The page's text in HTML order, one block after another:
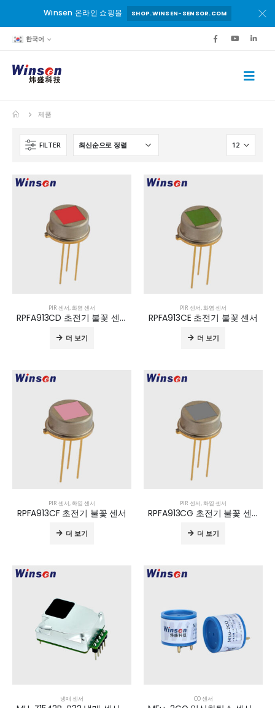
Winsen 온라인 쇼핑몰 SHOP.WINSEN-SENSOR.COM
한국어
제품
FILTER
PIR 센서,화염 센서
RPFA913CD 초전기 불꽃 센서
더 보기
PIR 센서,화염 센서
RPFA913CE 초전기 불꽃 센서
더 보기
PIR 센서,화염 센서
RPFA913CF 초전기 불꽃 센서
더 보기
PIR 센서,화염 센서
RPFA913CG 초전기 불꽃 센서
더 보기
냉매 센서 CO 센서